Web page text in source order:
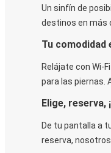
Un sinfín de
destinos en más
Tu comodidad
Relájate con Wi-
para las piernas.
Elige, reserva,
De tu pantalla a
reserva,